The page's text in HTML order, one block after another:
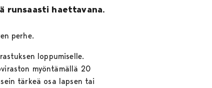
runsaasti haettavana.
perhe.
loppumiselle.
myöntämällä 20
tärkeä osa lapsen tai